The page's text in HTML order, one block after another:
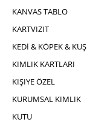
KANVAS TABLO
KARTVIZIT
KEDİ & KÖPEK & KUŞ
KIMLIK KARTLARI
KIŞIYE ÖZEL
KURUMSAL KIMLIK
KUTU